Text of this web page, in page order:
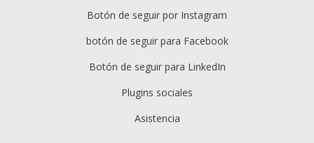
Botón de seguir por Instagram
botón de seguir para Facebook
Botón de seguir para LinkedIn
Plugins sociales
Asistencia